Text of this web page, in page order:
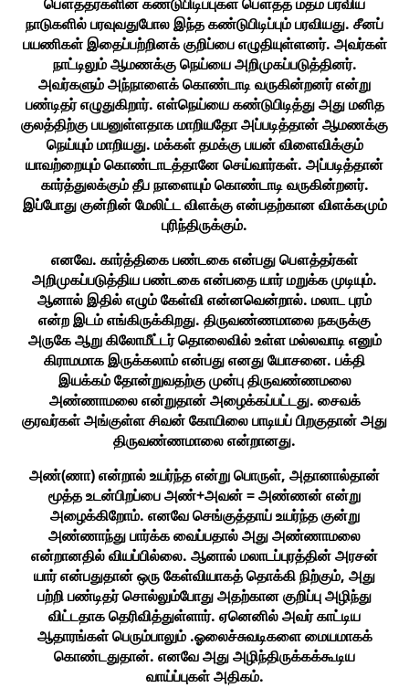
நாடுகளில் பரவுவதுபோல இந்த கண்டுபிடிப்பும் பரவியது. சீனப்
பயணிகள் இதைப்பற்றினக் குறிப்பை எழுதியுள்ளனர். அவர்கள்
நாட்டிலும் ஆமணக்கு நெய்யை அறிமுகப்படுத்தினர்.
அவர்களும் அந்நாளைக் கொண்டாடி வருகின்றனர் என்று
பண்டிதர் எழுதுகிறார். எள்நெய்யை கண்டுபிடித்து அது மனித
குலத்திற்கு பயனுள்ளதாக மாறியதோ அப்படித்தான் ஆமணக்கு
நெய்யும் மாறியது. மக்கள் தமக்கு பயன் விளைவிக்கும்
யாவற்றையும் கொண்டாடத்தானே செய்வார்கள். அப்படித்தான்
கார்த்துலக்கும் தீப நாளையும் கொண்டாடி வருகின்றனர்.
இப்போது குன்றின் மேலிட்ட விளக்கு என்பதற்கான விளக்கமும்
புரிந்திருக்கும்.
எனவே. கார்த்திகை பண்டகை என்பது பௌத்தர்கள்
அறிமுகப்படுத்திய பண்டகை என்பதை யார் மறுக்க முடியும்.
ஆனால் இதில் எழும் கேள்வி என்னவென்றால். மலாட புரம்
என்ற இடம் எங்கிருக்கிறது. திருவண்ணமாலை நகருக்கு
அருகே ஆறு கிலோமீட்டர் தொலைவில் உள்ள மல்லவாடி எனும்
கிராமமாக இருக்கலாம் என்பது எனது யோசனை. பக்தி
இயக்கம் தோன்றுவதற்கு முன்பு திருவண்ணமலை
அண்ணாமலை என்றுதான் அழைக்கப்பட்டது. சைவக்
குரவர்கள் அங்குள்ள சிவன் கோயிலை பாடியப் பிறகுதான் அது
திருவண்ணமாலை என்றானது.
அண்(ணா) என்றால் உயர்ந்த என்று பொருள், அதானால்தான்
மூத்த உடன்பிறப்பை அண்+அவன் = அண்ணன் என்று
அழைக்கிறோம். எனவே செங்குத்தாய் உயர்ந்த குன்று
அண்ணாந்து பார்க்க வைப்பதால் அது அண்ணாமலை
என்றானதில் வியப்பில்லை. ஆனால் மலாடப்புரத்தின் அரசன்
யார் என்பதுதான் ஒரு கேள்வியாகத் தொக்கி நிற்கும், அது
பற்றி பண்டிதர் சொல்லும்போது அதற்கான குறிப்பு அழிந்து
விட்டதாக தெரிவித்துள்ளார். ஏனெனில் அவர் காட்டிய
ஆதாரங்கள் பெரும்பாலும் .ஓலைச்சுவடிகளை மையமாகக்
கொண்டதுதான். எனவே அது அழிந்திருக்கக்கூடிய
வாய்ப்புகள் அதிகம்.